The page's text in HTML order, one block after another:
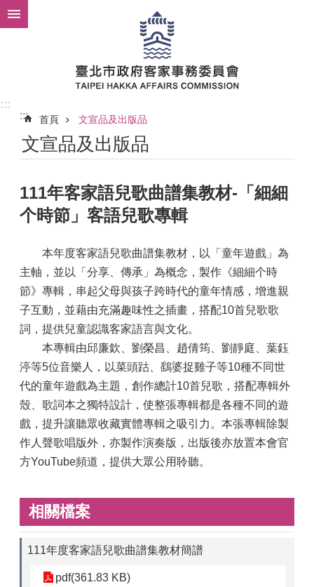
跳到主要內容區塊
:::
:::
首頁 文宣品及出版品
文宣品及出版品
111年客家語兒歌曲譜集教材-「細細
个時節」客語兒歌專輯
本年度客家語兒歌曲譜集教材，以「童年遊戲」為
主軸，並以「分享、傳承」為概念，製作《細細个時
節》專輯，串起父母與孩子跨時代的童年情感，增進親
子互動，並藉由充滿趣味性之插畫，搭配10首兒歌歌
詞，提供兒童認識客家語言與文化。
本專輯由邱廉欽、劉榮昌、趙倩筠、劉靜庭、葉鈺
渟等5位音樂人，以菜頭跍、鷂婆捉雞子等10種不同世
代的童年遊戲為主題，創作總計10首兒歌，搭配專輯外
殼、歌詞本之獨特設計，使整張專輯都是各種不同的遊
戲，提升讓聽眾收藏實體專輯之吸引力。本張專輯除製
作人聲歌唱版外，亦製作演奏版，出版後亦放置本會官
方YouTube頻道，提供大眾公用聆聽。
相關檔案
111年度客家語兒歌曲譜集教材簡譜
pdf(361.83 KB)